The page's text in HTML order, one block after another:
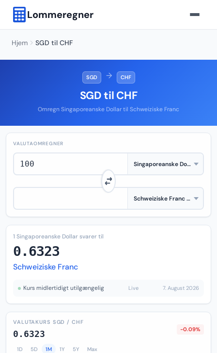
Lommeregner
Hjem SGD til CHF
SGD → CHF
SGD til CHF
Omregn Singaporeanske Dollar til Schweiziske Franc
VALUTAOMREGNER
1 Singaporeanske Dollar svarer til
0.6323
Schweiziske Franc
Kurs midlertidigt utilgængelig Live 7. August 2026
VALUTAKURS SGD / CHF
0.6323 -0.09%
1D 5D 1M 1Y 5Y Max